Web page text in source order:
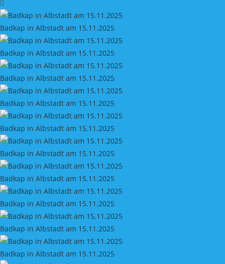
Badkap in Albstadt am 15.11.2025
Badkap in Albstadt am 15.11.2025
Badkap in Albstadt am 15.11.2025
Badkap in Albstadt am 15.11.2025
Badkap in Albstadt am 15.11.2025
Badkap in Albstadt am 15.11.2025
Badkap in Albstadt am 15.11.2025
Badkap in Albstadt am 15.11.2025
Badkap in Albstadt am 15.11.2025
Badkap in Albstadt am 15.11.2025